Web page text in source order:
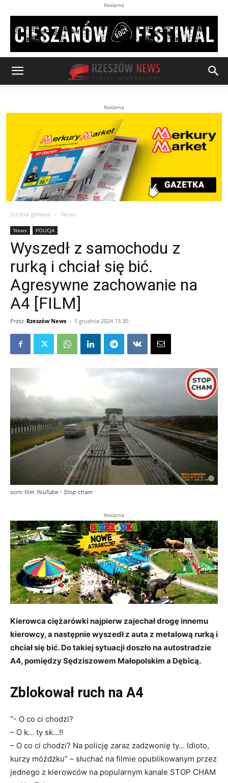
Reklama
Reklama
Strona główna News
News POLICJA
Wyszedł z samochodu z
rurką i chciał się bić.
Agresywne zachowanie na
A4 [FILM]
Przez Rzeszów News - 5 grudnia 2024 15:30
scrn: film YouTube - Stop cham
Reklama
Kierowca ciężarówki najpierw zajechał drogę innemu
kierowcy, a następnie wyszedł z auta z metalową rurką i
chciał się bić. Do takiej sytuacji doszło na autostradzie
A4, pomiędzy Sędziszowem Małopolskim a Dębicą.
Zblokował ruch na A4
“- O co ci chodzi?
– O k… ty sk…!!
– O co ci chodzi? Na policję zaraz zadzwonię ty… Idioto,
kurzy móżdżku” – słuchać na filmie opublikowanym przez
jednego z kierowców na popularnym kanale STOP CHAM